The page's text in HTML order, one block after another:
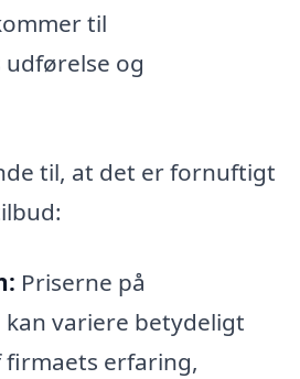
til
og
til, at det er fornuftigt
Priserne på
variere betydeligt
erfaring,